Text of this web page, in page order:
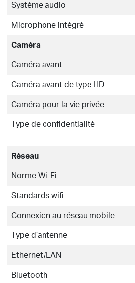
Système audio
Microphone intégré
Caméra
Caméra avant
Caméra avant de type HD
Caméra pour la vie privée
Type de confidentialité
Réseau
Norme Wi-Fi
Standards wifi
Connexion au réseau mobile
Type d’antenne
Ethernet/LAN
Bluetooth